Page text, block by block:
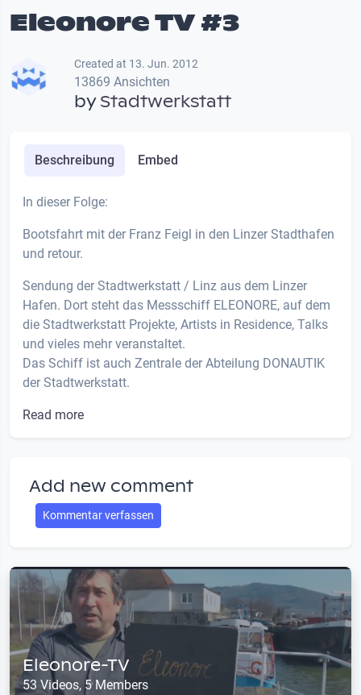
Eleonore TV #3
Created at 13. Jun. 2012
13869 Ansichten
byStadtwerkstatt
Beschreibung Embed
In dieser Folge:
Bootsfahrt mit der Franz Feigl in den Linzer Stadthafen
und retour.
Sendung der Stadtwerkstatt / Linz aus dem Linzer
Hafen. Dort steht das Messschiff ELEONORE, auf dem
die Stadtwerkstatt Projekte, Artists in Residence, Talks
und vieles mehr veranstaltet.
Das Schiff ist auch Zentrale der Abteilung DONAUTIK
der Stadtwerkstatt.
Read more
Add new comment
Kommentar verfassen
Eleonore-TV
53 Videos, 5 Members